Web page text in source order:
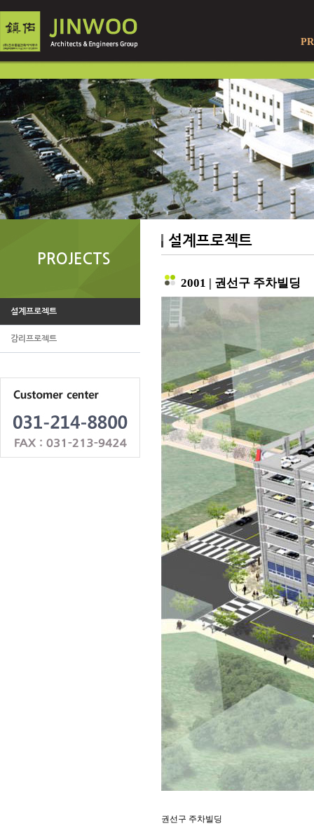
PROJECTS
설계프로젝트
감리프로젝트
설계프로젝트
2001 | 권선구 주차빌딩
권선구 주차빌딩